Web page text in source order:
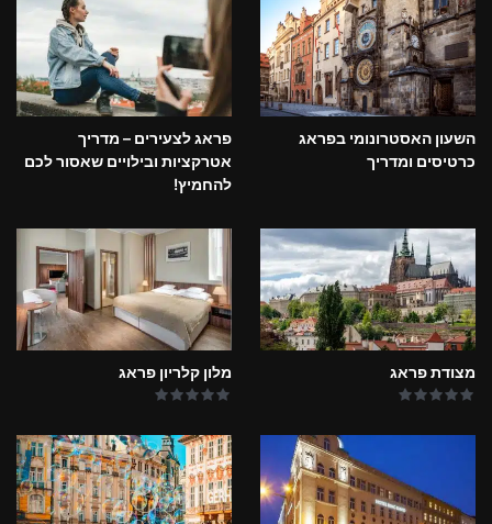
השעון האסטרונומי בפראג
כרטיסים ומדריך
פראג לצעירים – מדריך
אטרקציות ובילויים שאסור לכם
להחמיץ!
מצודת פראג מלון קלריון פראג